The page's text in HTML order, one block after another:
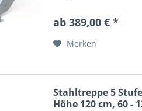
Wahl. Trittsicher mit
ab 389,00 € *
Merken
Stahltreppe 5
Höhe 120 cm, 60 -